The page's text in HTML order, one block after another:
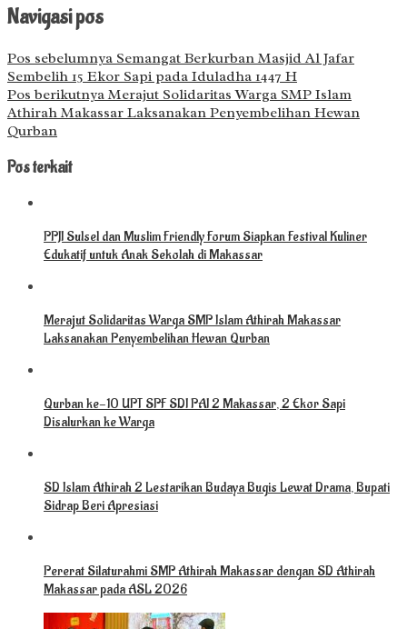
Navigasi pos
Pos sebelumnya Semangat Berkurban Masjid Al Jafar
Sembelih 15 Ekor Sapi pada Iduladha 1447 H
Pos berikutnya Merajut Solidaritas Warga SMP Islam
Athirah Makassar Laksanakan Penyembelihan Hewan
Qurban
Pos terkait
PPJI Sulsel dan Muslim Friendly Forum Siapkan Festival Kuliner
Edukatif untuk Anak Sekolah di Makassar
Merajut Solidaritas Warga SMP Islam Athirah Makassar
Laksanakan Penyembelihan Hewan Qurban
Qurban ke-10 UPT SPF SDI PAI 2 Makassar, 2 Ekor Sapi
Disalurkan ke Warga
SD Islam Athirah 2 Lestarikan Budaya Bugis Lewat Drama, Bupati
Sidrap Beri Apresiasi
Pererat Silaturahmi SMP Athirah Makassar dengan SD Athirah
Makassar pada ASL 2026